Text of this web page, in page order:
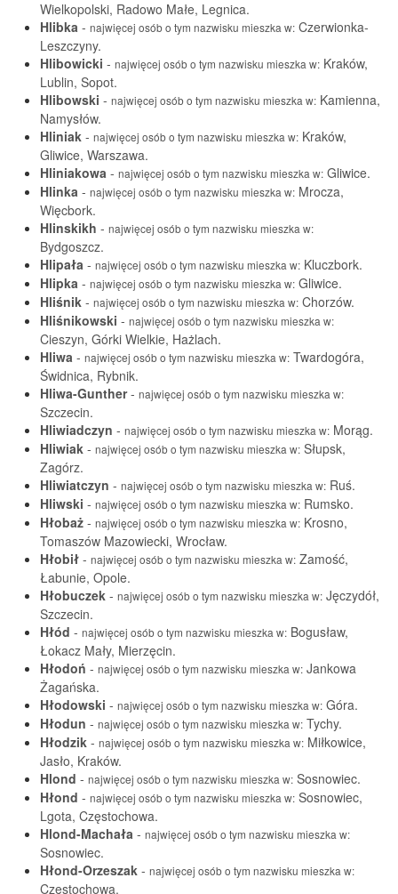
Wielkopolski, Radowo Małe, Legnica.
Hlibka - najwięcej osób o tym nazwisku mieszka w: Czerwionka-
Leszczyny.
Hlibowicki - najwięcej osób o tym nazwisku mieszka w: Kraków,
Lublin, Sopot.
Hlibowski - najwięcej osób o tym nazwisku mieszka w: Kamienna,
Namysłów.
Hliniak - najwięcej osób o tym nazwisku mieszka w: Kraków,
Gliwice, Warszawa.
Hliniakowa - najwięcej osób o tym nazwisku mieszka w: Gliwice.
Hlinka - najwięcej osób o tym nazwisku mieszka w: Mrocza,
Więcbork.
Hlinskikh - najwięcej osób o tym nazwisku mieszka w:
Bydgoszcz.
Hlipała - najwięcej osób o tym nazwisku mieszka w: Kluczbork.
Hlipka - najwięcej osób o tym nazwisku mieszka w: Gliwice.
Hliśnik - najwięcej osób o tym nazwisku mieszka w: Chorzów.
Hliśnikowski - najwięcej osób o tym nazwisku mieszka w:
Cieszyn, Górki Wielkie, Hażlach.
Hliwa - najwięcej osób o tym nazwisku mieszka w: Twardogóra,
Świdnica, Rybnik.
Hliwa-Gunther- najwięcej osób o tym nazwisku mieszka w:
Szczecin.
Hliwiadczyn - najwięcej osób o tym nazwisku mieszka w: Morąg.
Hliwiak - najwięcej osób o tym nazwisku mieszka w: Słupsk,
Zagórz.
Hliwiatczyn - najwięcej osób o tym nazwisku mieszka w: Ruś.
Hliwski - najwięcej osób o tym nazwisku mieszka w: Rumsko.
Hłobaż - najwięcej osób o tym nazwisku mieszka w: Krosno,
Tomaszów Mazowiecki, Wrocław.
Hłobił - najwięcej osób o tym nazwisku mieszka w: Zamość,
Łabunie, Opole.
Hłobuczek - najwięcej osób o tym nazwisku mieszka w: Jęczydół,
Szczecin.
Hłód - najwięcej osób o tym nazwisku mieszka w: Bogusław,
Łokacz Mały, Mierzęcin.
Hłodoń - najwięcej osób o tym nazwisku mieszka w: Jankowa
Żagańska.
Hłodowski - najwięcej osób o tym nazwisku mieszka w: Góra.
Hłodun - najwięcej osób o tym nazwisku mieszka w: Tychy.
Hłodzik - najwięcej osób o tym nazwisku mieszka w: Miłkowice,
Jasło, Kraków.
Hlond - najwięcej osób o tym nazwisku mieszka w: Sosnowiec.
Hłond - najwięcej osób o tym nazwisku mieszka w: Sosnowiec,
Lgota, Częstochowa.
Hlond-Machała - najwięcej osób o tym nazwisku mieszka w:
Sosnowiec.
Hłond-Orzeszak - najwięcej osób o tym nazwisku mieszka w:
Częstochowa.